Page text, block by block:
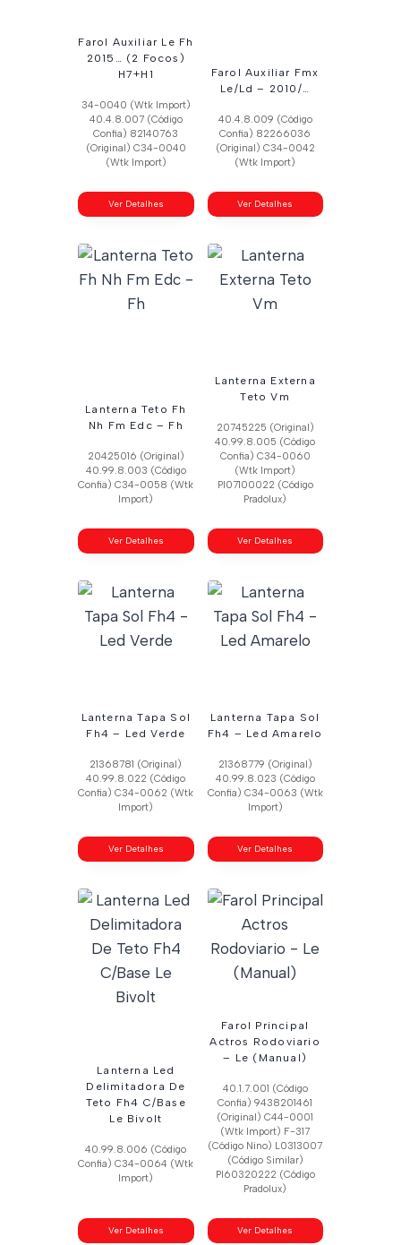
Farol Auxiliar Le Fh
2015… (2 Focos)
H7+H1
34-0040 (Wtk Import)
40.4.8.007 (Código
Confia) 82140763
(Original) C34-0040
(Wtk Import)
Ver Detalhes
Farol Auxiliar Fmx
Le/Ld – 2010/…
40.4.8.009 (Código
Confia) 82266036
(Original) C34-0042
(Wtk Import)
Ver Detalhes
Lanterna Teto Fh
Nh Fm Edc – Fh
20425016 (Original)
40.99.8.003 (Código
Confia) C34-0058 (Wtk
Import)
Ver Detalhes
Lanterna Externa
Teto Vm
20745225 (Original)
40.99.8.005 (Código
Confia) C34-0060
(Wtk Import)
Pl07100022 (Código
Pradolux)
Ver Detalhes
Lanterna Tapa Sol
Fh4 – Led Verde
21368781 (Original)
40.99.8.022 (Código
Confia) C34-0062 (Wtk
Import)
Ver Detalhes
Lanterna Tapa Sol
Fh4 – Led Amarelo
21368779 (Original)
40.99.8.023 (Código
Confia) C34-0063 (Wtk
Import)
Ver Detalhes
Lanterna Led
Delimitadora De
Teto Fh4 C/Base
Le Bivolt
40.99.8.006 (Código
Confia) C34-0064 (Wtk
Import)
Ver Detalhes
Farol Principal
Actros Rodoviario
– Le (Manual)
40.1.7.001 (Código
Confia) 9438201461
(Original) C44-0001
(Wtk Import) F-317
(Código Nino) L0313007
(Código Similar)
Pl60320222 (Código
Pradolux)
Ver Detalhes